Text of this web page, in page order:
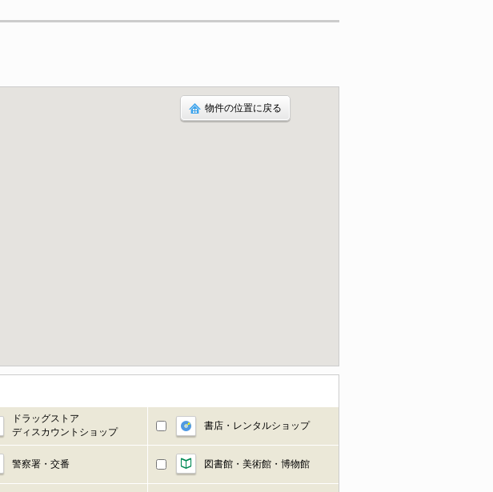
物件の位置に戻る
ドラッグストア
ディスカウントショップ
書店・レンタルショップ
警察署・交番 図書館・美術館・博物館